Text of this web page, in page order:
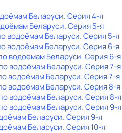
Беларуси. Серия 4-я
Беларуси. Серия 5-я
водоёмам Беларуси. Серия 5-я
водоёмам Беларуси. Серия 6-я
водоёмам Беларуси. Серия 6-я
водоёмам Беларуси. Серия 7-я
водоёмам Беларуси. Серия 7-я
водоёмам Беларуси. Серия 8-я
водоёмам Беларуси. Серия 8-я
водоёмам Беларуси. Серия 9-я
Беларуси. Серия 9-я
Беларуси. Серия 10-я